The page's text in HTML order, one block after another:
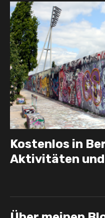
Kostenlos in
Aktivitäten